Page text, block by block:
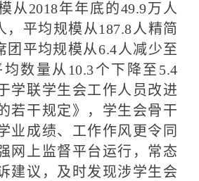
从2018年年底的49.9万人
，平均规模从187.8人精简
团平均规模从6.4人减少至
数量从10.3个下降至5.4
学联学生会工作人员改进
若干规定》，学生会骨干
业成绩、工作作风更令同
网上监督平台运行，常态
建议，及时发现涉学生会